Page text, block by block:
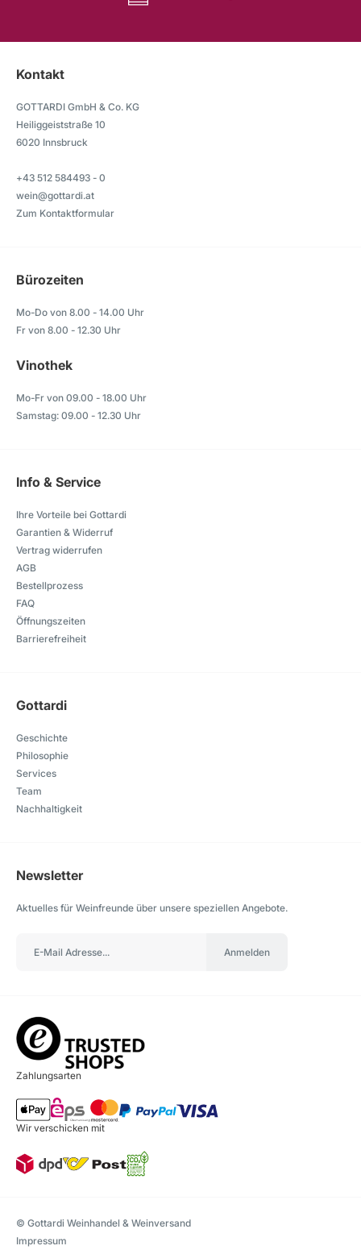
Kontakt
GOTTARDI GmbH & Co. KG
Heiliggeiststraße 10
6020 Innsbruck
+43 512 584493 - 0
wein@gottardi.at
Zum Kontaktformular
Bürozeiten
Mo-Do von 8.00 - 14.00 Uhr
Fr von 8.00 - 12.30 Uhr
Vinothek
Mo-Fr von 09.00 - 18.00 Uhr
Samstag: 09.00 - 12.30 Uhr
Info & Service
Ihre Vorteile bei Gottardi
Garantien & Widerruf
Vertrag widerrufen
AGB
Bestellprozess
FAQ
Öffnungszeiten
Barrierefreiheit
Gottardi
Geschichte
Philosophie
Services
Team
Nachhaltigkeit
Newsletter
Aktuelles für Weinfreunde über unsere speziellen Angebote.
Anmelden
Zahlungsarten
Wir verschicken mit
© Gottardi Weinhandel & Weinversand
Impressum